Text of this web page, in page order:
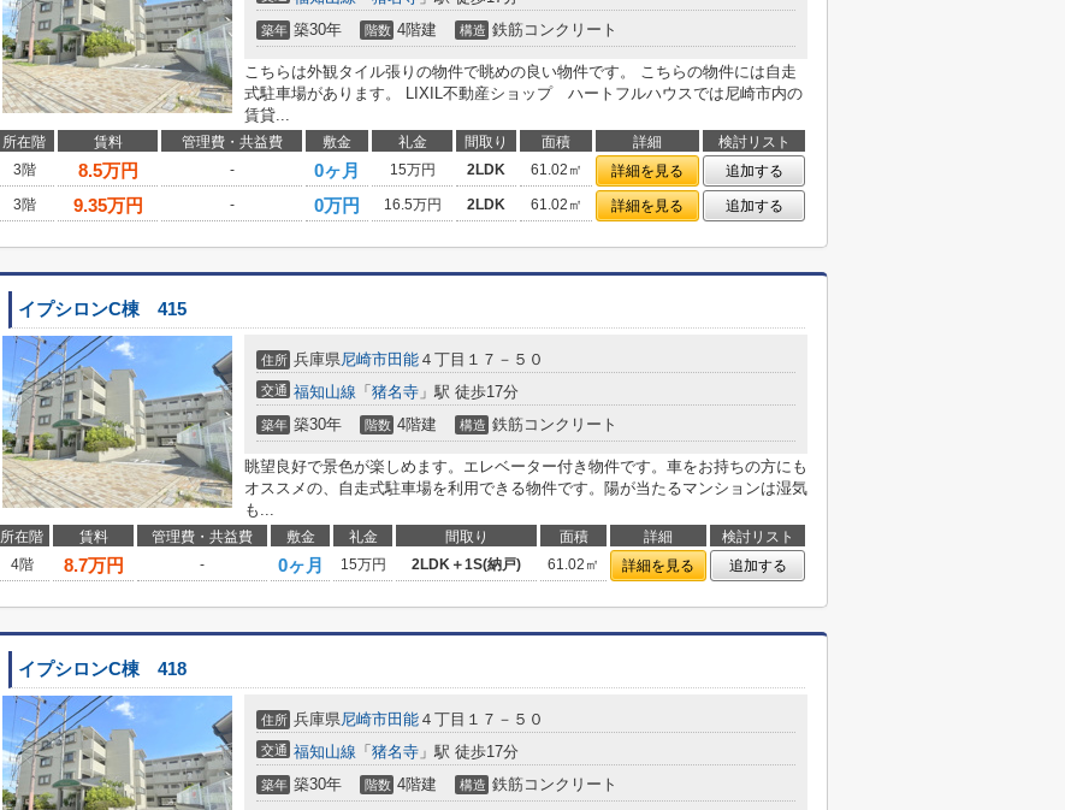
築年 築30年 階数 4階建 構造 鉄筋コンクリート
こちらは外観タイル張りの物件で眺めの良い物件です。 こちらの物件には自走
式駐車場があります。 LIXIL不動産ショップ ハートフルハウスでは尼崎市内の
賃貸...
所在階 賃料 管理費・共益費 敷金 礼金 間取り 面積 詳細
検討リスト
3階
8.5万円 - 0ヶ月 15万円 2LDK 61.02㎡ 詳細を見る
追加する
3階
9.35万円 - 0万円 16.5万円 2LDK 61.02㎡ 詳細を見る 追加する
イプシロンC棟 415
住所 兵庫県尼崎市田能 ４丁目１７－５０
交通 福知山線 「 猪名寺 」駅 徒歩17分
築年 築30年 階数 4階建 構造 鉄筋コンクリート
眺望良好で景色が楽しめます。エレベーター付き物件です。車をお持ちの方にも
オススメの、自走式駐車場を利用できる物件です。陽が当たるマンションは湿気
も...
所在階 賃料 管理費・共益費 敷金 礼金 間取り 面積 詳細
検討リスト
4階
8.7万円 - 0ヶ月 15万円 2LDK＋1S(納戸) 61.02㎡ 詳細を見る 追加する
イプシロンC棟 418
住所 兵庫県尼崎市田能 ４丁目１７－５０
交通 福知山線 「 猪名寺 」駅 徒歩17分
築年 築30年 階数 4階建 構造 鉄筋コンクリート